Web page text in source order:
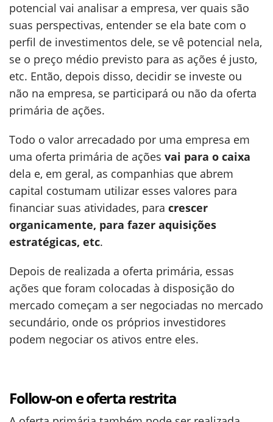
potencial vai analisar a empresa, ver quais são
suas perspectivas, entender se ela bate com o
perfil de investimentos dele, se vê potencial nela,
se o preço médio previsto para as ações é justo,
etc. Então, depois disso, decidir se investe ou
não na empresa, se participará ou não da oferta
primária de ações.
Todo o valor arrecadado por uma empresa em
uma oferta primária de ações vai para o caixa
dela e, em geral, as companhias que abrem
capital costumam utilizar esses valores para
financiar suas atividades, para crescer
organicamente, para fazer aquisições
estratégicas, etc.
Depois de realizada a oferta primária, essas
ações que foram colocadas à disposição do
mercado começam a ser negociadas no mercado
secundário, onde os próprios investidores
podem negociar os ativos entre eles.
Follow-on e oferta restrita